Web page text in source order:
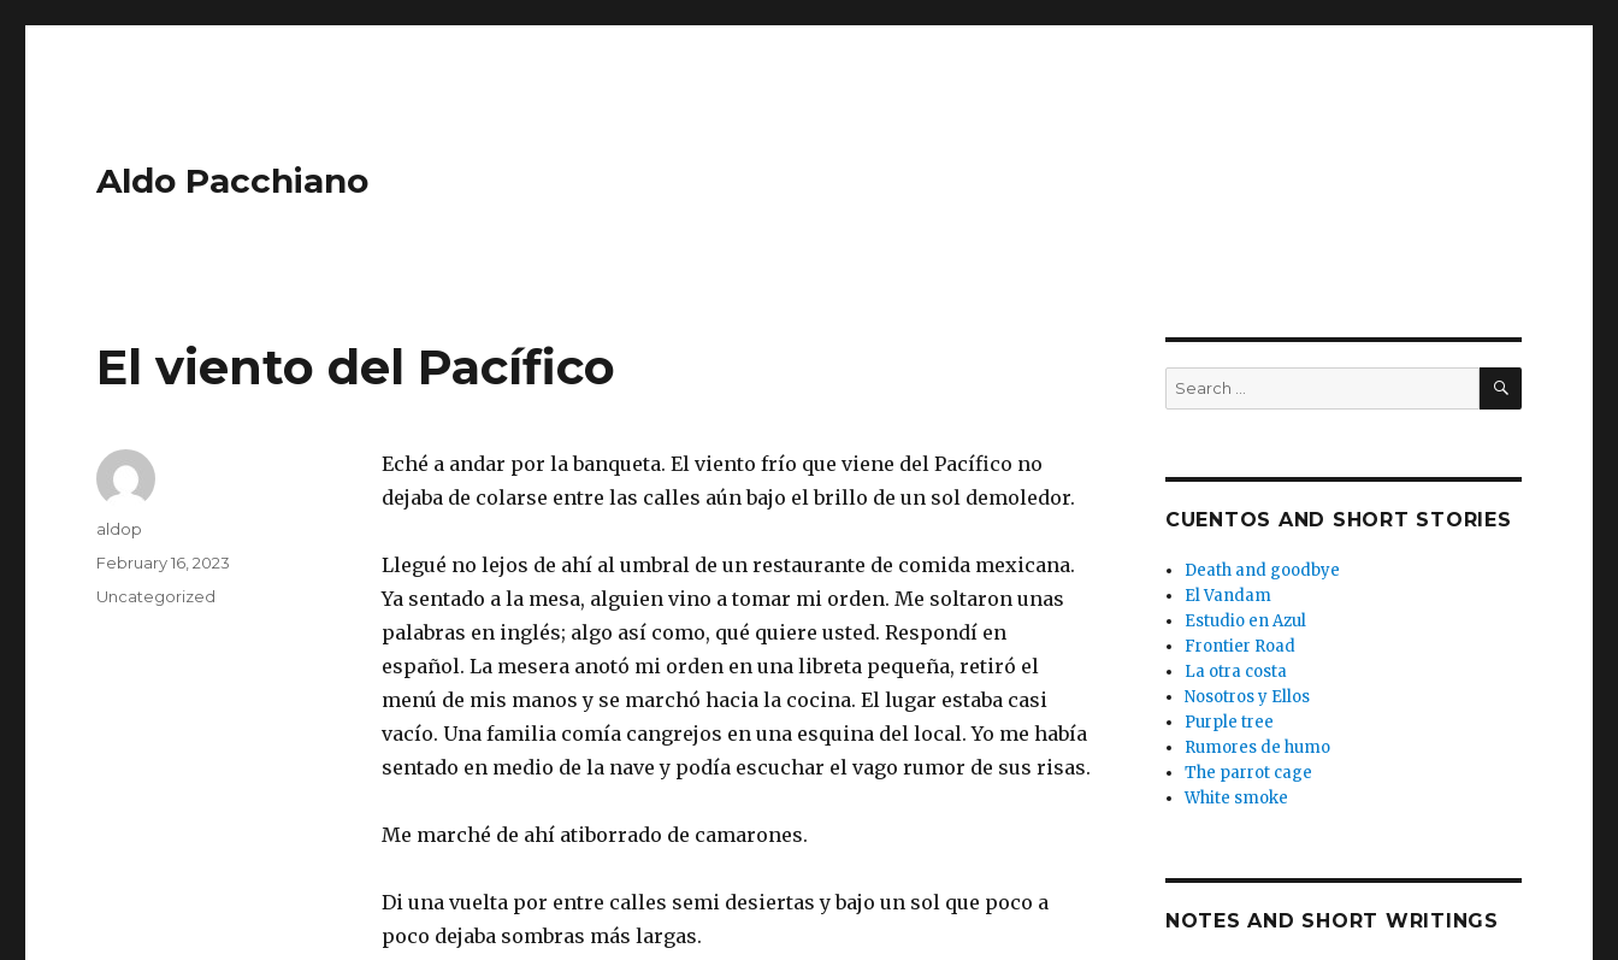
Aldo Pacchiano
El viento del Pacífico
Eché a andar por la banqueta. El viento frío que viene del Pacífico no
dejaba de colarse entre las calles aún bajo el brillo de un sol demoledor.
Llegué no lejos de ahí al umbral de un restaurante de comida mexicana.
Ya sentado a la mesa, alguien vino a tomar mi orden. Me soltaron unas
palabras en inglés; algo así como, qué quiere usted. Respondí en
español. La mesera anotó mi orden en una libreta pequeña, retiró el
menú de mis manos y se marchó hacia la cocina. El lugar estaba casi
vacío. Una familia comía cangrejos en una esquina del local. Yo me había
sentado en medio de la nave y podía escuchar el vago rumor de sus risas.
Me marché de ahí atiborrado de camarones.
Di una vuelta por entre calles semi desiertas y bajo un sol que poco a
poco dejaba sombras más largas.
Author
aldop
Posted
February 16, 2023
Categories
Uncategorized
Search
for:
SEARCH
CUENTOS AND SHORT STORIES
Death and goodbye
El Vandam
Estudio en Azul
Frontier Road
La otra costa
Nosotros y Ellos
Purple tree
Rumores de humo
The parrot cage
White smoke
NOTES AND SHORT WRITINGS